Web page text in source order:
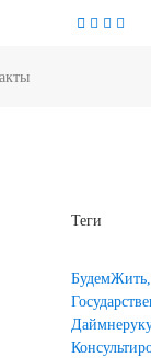
(current)
Теги